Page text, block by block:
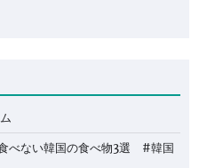
べない韓国の食べ物3選 #韓国